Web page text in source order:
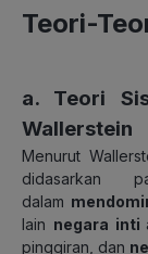
Teori-
a. Teori
Wallerstein
Menurut
didasarkan
dalam
lain negara inti
pinggiran, dan